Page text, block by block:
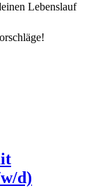
Lebenslauf
d)